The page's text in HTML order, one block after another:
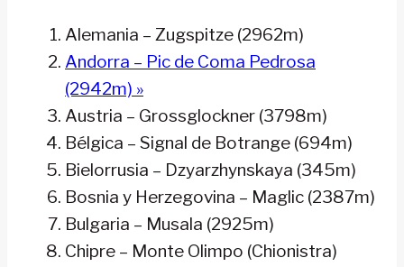
Alemania – Zugspitze (2962m)
Andorra – Pic de Coma Pedrosa
(2942m) »
Austria – Grossglockner (3798m)
Bélgica – Signal de Botrange (694m)
Bielorrusia – Dzyarzhynskaya (345m)
Bosnia y Herzegovina – Maglic (2387m)
Bulgaria – Musala (2925m)
Chipre – Monte Olimpo (Chionistra)